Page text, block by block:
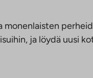
monenlaisten
ja löydä uusi